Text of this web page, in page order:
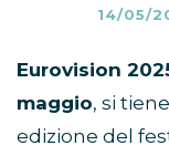
14/05/
Eurovision
maggio, si
edizione del